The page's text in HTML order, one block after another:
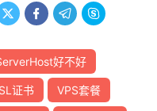
   
好不好
证书 VPS套餐